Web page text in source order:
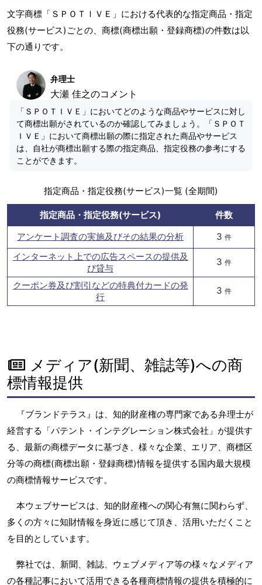
文字商標「ＳＰＯＴＩＶＥ」における代表的な指定商品・指定
役務(サービス)ごとの、商標(商標出願・登録商標)の件数は以
下の通りです。
弁理士
大瀬 佳之のコメント
「ＳＰＯＴＩＶＥ」においてどのような商品やサービスに対し
て商標出願がされているのか確認してみましょう。「ＳＰＯＴ
ＩＶＥ」において商標出願の際に指定された商品やサービス
は、自社が商標出願する際の指定商品、指定役務の参考にする
ことができます。
指定商品・指定役務(サービス)一覧 (全期間)
指定商品・指定役務(サービス)
件数
アンケート調査の実施及びその結果の分析
3 件
インターネット上での広告スペースの提供及
び貸与
3 件
クーポン券及び割引などの特典付カードの発
行
3 件
メディア(新聞、雑誌等)への商
標情報提供
『ブランドテラス』は、知的財産権の専門家である弁理士が
経営する「パテント・インテグレーション株式会社」が提供す
る、最新の商標データに基づき、様々な企業、エリア、商標区
分等の商標(商標出願・登録商標)情報を提供する国内最大規模
の商標情報サービスです。
本ウェブサービスは、知的財産権への関心有無に関わらず、
多くの方々に知財情報を身近に感じて頂き、活用いただくこと
を目的としています。
弊社では、新聞、雑誌、ウェブメディア等の様々なメディア
の各種記事において活用できる各種商標情報の提供を積極的に